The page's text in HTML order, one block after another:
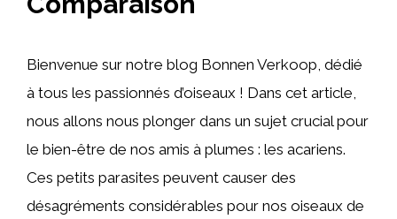
Bienvenue sur notre blog Bonnen Verkoop, dédié
à tous les passionnés d’oiseaux ! Dans cet article,
nous allons nous plonger dans un sujet crucial pour
le bien-être de nos amis à plumes : les acariens.
Ces petits parasites peuvent causer des
désagréments considérables pour nos oiseaux de